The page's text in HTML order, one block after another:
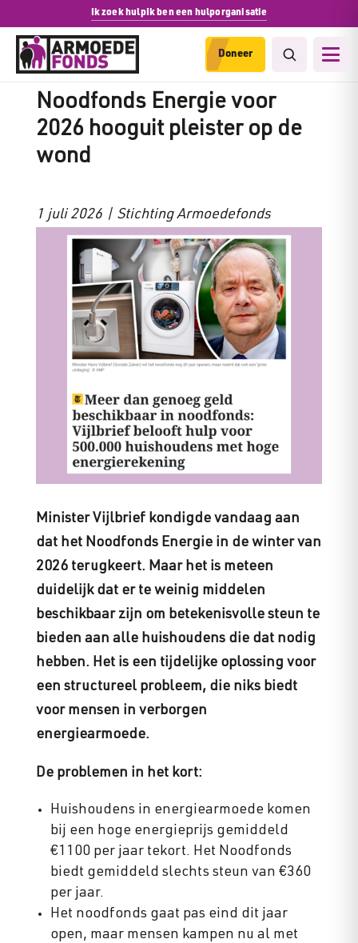
Ik zoek hulpIk ben een hulporganisatie
Doneer
Reactie Armoedefonds:
Noodfonds Energie voor
2026 hooguit pleister op de
wond
1 juli 2026 | Stichting Armoedefonds
Minister Vijlbrief kondigde vandaag aan
dat het Noodfonds Energie in de winter van
2026 terugkeert. Maar het is meteen
duidelijk dat er te weinig middelen
beschikbaar zijn om betekenisvolle steun te
bieden aan alle huishoudens die dat nodig
hebben. Het is een tijdelijke oplossing voor
een structureel probleem, die niks biedt
voor mensen in verborgen
energiearmoede.
De problemen in het kort:
Huishoudens in energiearmoede komen
bij een hoge energieprijs gemiddeld
€1100 per jaar tekort. Het Noodfonds
biedt gemiddeld slechts steun van €360
per jaar.
Het noodfonds gaat pas eind dit jaar
open, maar mensen kampen nu al met